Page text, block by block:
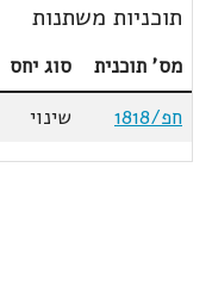
תוכניות משתנות
מס' תוכנית סוג יחס
חפ/1818
שינוי